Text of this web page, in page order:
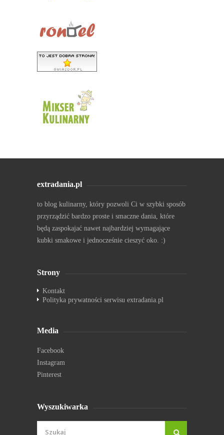
extradania.pl
to blog kulinarny, który pozwoli Ci w szybki sposób
przyrządzić bardzo proste i smaczne dania, które
będą zaspokajać nawet najbardziej wymagające
kubki smakowe i jednocześnie cieszyć oko. :)
Strony
Kontakt
Polityka prywatności serwisu extradania.pl
Media
Facebook
Instagram
Pinterest
Wyszukiwarka